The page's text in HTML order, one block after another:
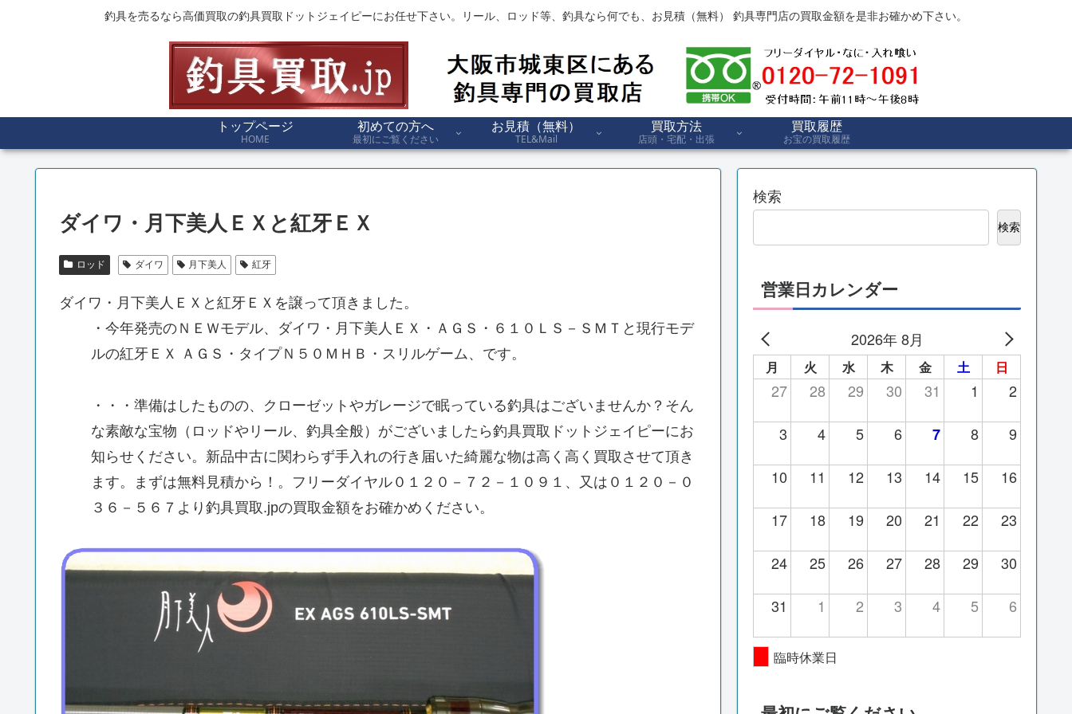
釣具を売るなら高価買取の釣具買取ドットジェイピーにお任せ下さい。リール、ロッド等、釣具なら何でも、お見積（無料） 釣具専門店の買取金額を是非お確かめ下さい。
トップページ
HOME
初めての方へ
最初にご覧ください
お見積（無料）
TEL&Mail
買取方法
店頭・宅配・出張
買取履歴
お宝の買取履歴
ダイワ・月下美人ＥＸと紅牙ＥＸ
ロッド ダイワ 月下美人 紅牙
ダイワ・月下美人ＥＸと紅牙ＥＸを譲って頂きました。
・今年発売のＮＥＷモデル、ダイワ・月下美人ＥＸ・ＡＧＳ・６１０ＬＳ－ＳＭＴと現行モデ
ルの紅牙ＥＸ ＡＧＳ・タイプＮ５０ＭＨＢ・スリルゲーム、です。
・・・準備はしたものの、クローゼットやガレージで眠っている釣具はございませんか？そん
な素敵な宝物（ロッドやリール、釣具全般）がございましたら釣具買取ドットジェイピーにお
知らせください。新品中古に関わらず手入れの行き届いた綺麗な物は高く高く買取させて頂き
ます。まずは無料見積から！。フリーダイヤル０１２０－７２－１０９１、又は０１２０－０
３６－５６７より釣具買取.jpの買取金額をお確かめください。
検索
検索
営業日カレンダー
2026年 8月
月 火 水 木 金 土 日
27 28 29 30 31 1 2
3 4 5 6 7 8 9
10 11 12 13 14 15 16
17 18 19 20 21 22 23
24 25 26 27 28 29 30
31 1 2 3 4 5 6
臨時休業日